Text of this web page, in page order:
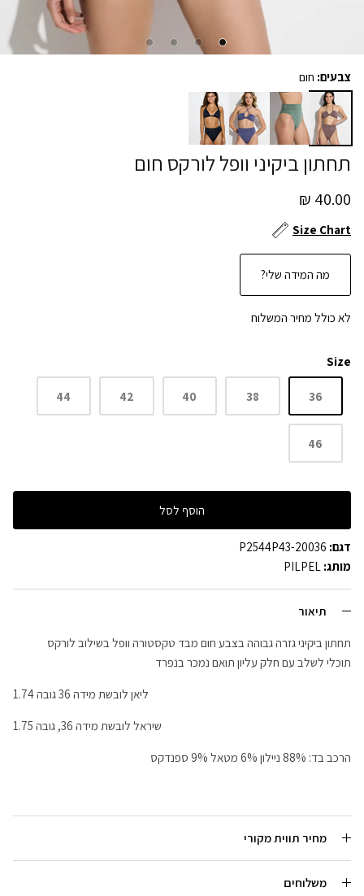
תחתון ביקיני וופל לורקס חום
40.00 ₪
Size Chart
מה המידה שלי?
לא כולל מחיר המשלוח
צבעים: חום
Size
36
38
40
42
44
46
הוסף לסל
דגם: P2544P43-20036
מותג: PILPEL
תיאור
תחתון ביקיני גזרה גבוהה בצבע חום מבד טקסטורה וופל בשילוב לורקס
תוכלי לשלב עם חלק עליון תואם נמכר בנפרד
ליאן לובשת מידה 36 גובה 1.74
שיראל לובשת מידה 36, גובה 1.75
הרכב בד: 88% ניילון 6% מטאל 9% ספנדקס
מחיר תווית מקורי
משלוחים